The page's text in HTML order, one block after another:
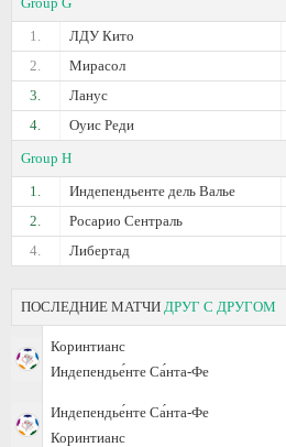
1.
ЛДУ Кито
2.
Мирасол
3.
Ланус
4.
Оуис Реди
Group H
1.
Индепендьенте дель Валье
2.
Росарио Сентраль
4.
Либертад
ПОСЛЕДНИЕ МАТЧИ ДРУГ С ДРУГОМ
Коринтианс
Индепендье́нте Са́нта-Фе
Индепендье́нте Са́нта-Фе
Коринтианс